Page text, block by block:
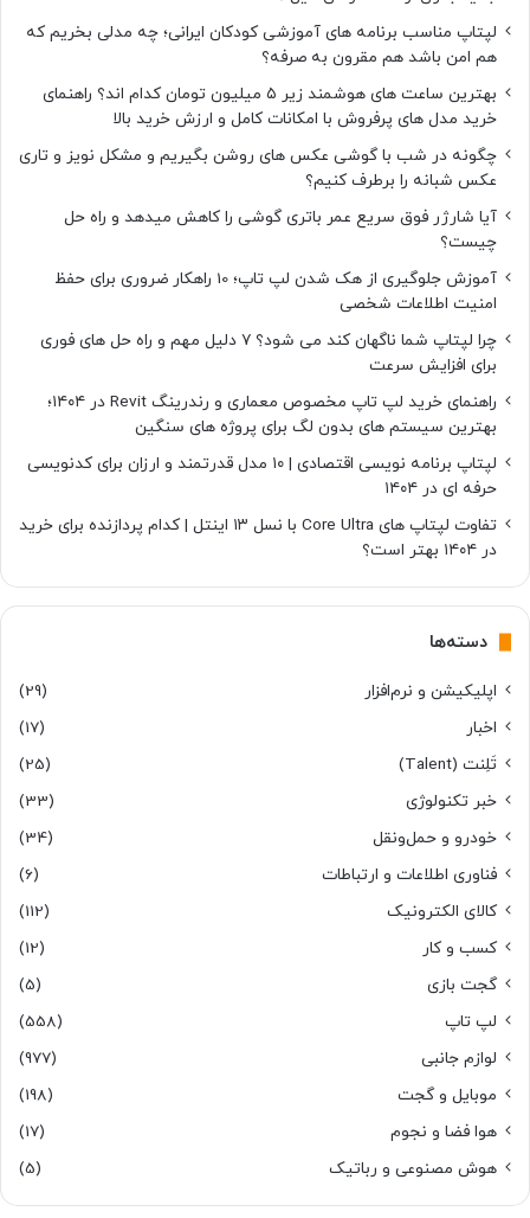
لپتاپ مناسب برنامه های آموزشی کودکان ایرانی؛ چه مدلی بخریم که
هم امن باشد هم مقرون به صرفه؟
بهترین ساعت های هوشمند زیر ۵ میلیون تومان کدام اند؟ راهنمای
خرید مدل های پرفروش با امکانات کامل و ارزش خرید بالا
چگونه در شب با گوشی عکس های روشن بگیریم و مشکل نویز و تاری
عکس شبانه را برطرف کنیم؟
آیا شارژر فوق سریع عمر باتری گوشی را کاهش میدهد و راه حل
چیست؟
آموزش جلوگیری از هک شدن لپ تاپ؛ 10 راهکار ضروری برای حفظ
امنیت اطلاعات شخصی
چرا لپتاپ شما ناگهان کند می شود؟ ۷ دلیل مهم و راه حل های فوری
برای افزایش سرعت
راهنمای خرید لپ تاپ مخصوص معماری و رندرینگ Revit در ۱۴۰۴؛
بهترین سیستم های بدون لگ برای پروژه های سنگین
لپتاپ برنامه نویسی اقتصادی | ۱۰ مدل قدرتمند و ارزان برای کدنویسی
حرفه ای در ۱۴۰۴
تفاوت لپتاپ های Core Ultra با نسل ۱۳ اینتل | کدام پردازنده برای خرید
در ۱۴۰۴ بهتر است؟
دسته‌ها
اپلیکیشن و نرم‌افزار
(29)
اخبار
(17)
تَلِنت (Talent)
(25)
خبر تکنولوژی
(33)
خودرو و حمل‌و‌نقل
(34)
فناوری اطلاعات و ارتباطات
(6)
کالای الکترونیک
(112)
کسب و کار
(12)
گجت بازی
(5)
لپ تاپ
(558)
لوازم جانبی
(977)
موبایل و گجت
(198)
هوا فضا و نجوم
(17)
هوش مصنوعی و رباتیک
(5)